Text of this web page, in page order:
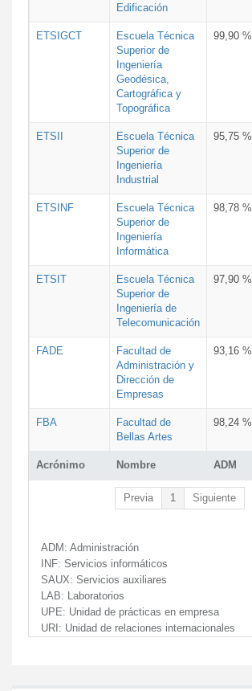
Acrónimo Nombre ADM
Edificación
ETSIGCT
Escuela Técnica
Superior de
Ingeniería
Geodésica,
Cartográfica y
Topográfica
99,90 %
ETSII
Escuela Técnica
Superior de
Ingeniería
Industrial
95,75 %
ETSINF
Escuela Técnica
Superior de
Ingeniería
Informática
98,78 %
ETSIT
Escuela Técnica
Superior de
Ingeniería de
Telecomunicación
97,90 %
FADE
Facultad de
Administración y
Dirección de
Empresas
93,16 %
FBA
Facultad de
Bellas Artes
98,24 %
Previa 1 Siguiente
ADM: Administración
INF: Servicios informáticos
SAUX: Servicios auxiliares
LAB: Laboratorios
UPE: Unidad de prácticas en empresa
URI: Unidad de relaciones internacionales